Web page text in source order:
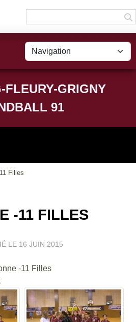
FLEURY-GRIGNY
91
Filles
-11 FILLES
LE 16 JUIN 2015
-11 Filles